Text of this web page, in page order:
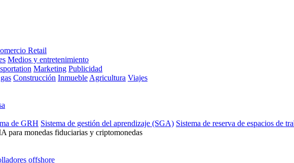
Retail
Medios y entretenimiento
Marketing Publicidad
Construcción Inmueble Agricultura Viajes
de GRH Sistema de gestión del aprendizaje (SGA) Sistema de reserva de espacios de
para monedas fiduciarias y criptomonedas
offshore